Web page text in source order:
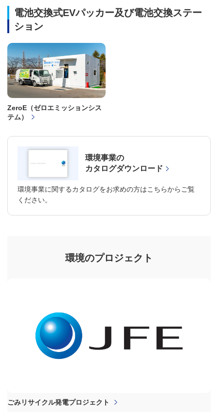
電池交換式EVパッカー及び電池交換ステー
ション
ZeroE（ゼロエミッションシス
テム）
環境事業の
カタログダウンロード
環境事業に関するカタログをお求めの方はこちらからご覧
ください。
環境のプロジェクト
ごみリサイクル発電プロジェクト